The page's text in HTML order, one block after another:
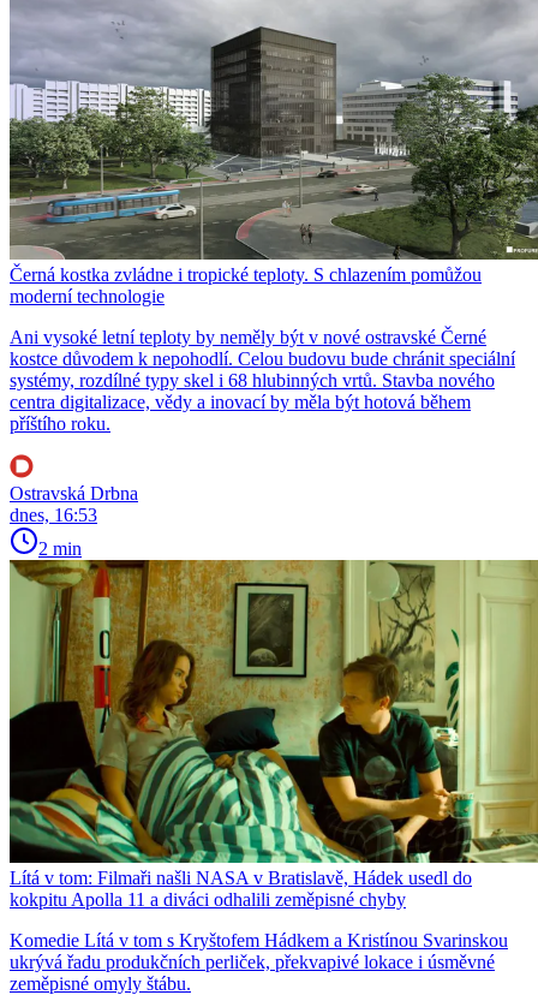
Černá kostka zvládne i tropické teploty. S chlazením pomůžou
moderní technologie
Ani vysoké letní teploty by neměly být v nové ostravské Černé
kostce důvodem k nepohodlí. Celou budovu bude chránit speciální
systémy, rozdílné typy skel i 68 hlubinných vrtů. Stavba nového
centra digitalizace, vědy a inovací by měla být hotová během
příštího roku.
Ostravská Drbna
dnes, 16:53
2 min
Lítá v tom: Filmaři našli NASA v Bratislavě, Hádek usedl do
kokpitu Apolla 11 a diváci odhalili zeměpisné chyby
Komedie Lítá v tom s Kryštofem Hádkem a Kristínou Svarinskou
ukrývá řadu produkčních perliček, překvapivé lokace i úsměvné
zeměpisné omyly štábu.